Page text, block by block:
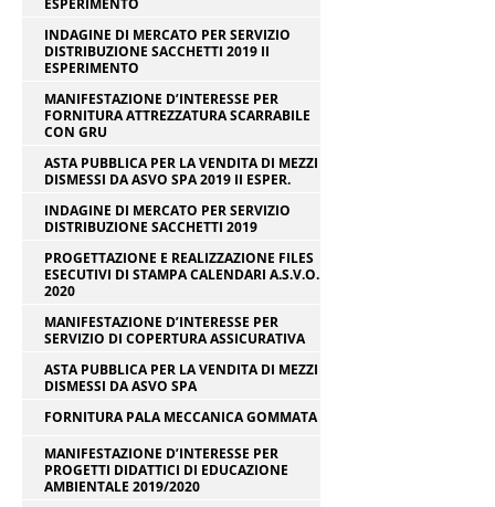
ESPERIMENTO
INDAGINE DI MERCATO PER SERVIZIO
DISTRIBUZIONE SACCHETTI 2019 II
ESPERIMENTO
MANIFESTAZIONE D’INTERESSE PER
FORNITURA ATTREZZATURA SCARRABILE
CON GRU
ASTA PUBBLICA PER LA VENDITA DI MEZZI
DISMESSI DA ASVO SPA 2019 II ESPER.
INDAGINE DI MERCATO PER SERVIZIO
DISTRIBUZIONE SACCHETTI 2019
PROGETTAZIONE E REALIZZAZIONE FILES
ESECUTIVI DI STAMPA CALENDARI A.S.V.O.
2020
MANIFESTAZIONE D’INTERESSE PER
SERVIZIO DI COPERTURA ASSICURATIVA
ASTA PUBBLICA PER LA VENDITA DI MEZZI
DISMESSI DA ASVO SPA
FORNITURA PALA MECCANICA GOMMATA
MANIFESTAZIONE D’INTERESSE PER
PROGETTI DIDATTICI DI EDUCAZIONE
AMBIENTALE 2019/2020